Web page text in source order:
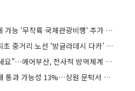
에어부산, 면세품 구매 가능 ‘무착륙 국제관광비행‘ 추가 운항
에어부산, 국내 LCC 최초 중거리 노선 ‘방글라데시 다카’ 운항
“안심하고 비행기 타세요”…에어부산, 전사적 방역체계 강화
美 클래리티 법안 연내 통과 가능성 13%…상원 문턱서 제동